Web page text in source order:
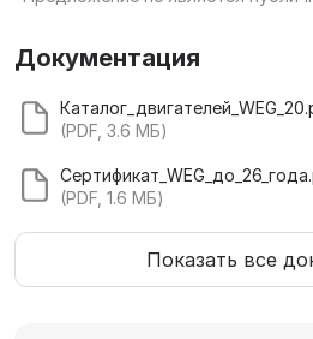
Документация
(PDF, 3.6 МБ)
(PDF, 1.6 МБ)
Показать все